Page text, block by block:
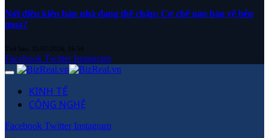
Nới điều kiện bán nhà đang thế chấp: Cơ chế nào bảo vệ bên
mua?
Thứ Sáu, 31/07/2026, 16:50
Facebook Twitter Instagram
KINH TẾ
CÔNG NGHỆ
Facebook Twitter Instagram